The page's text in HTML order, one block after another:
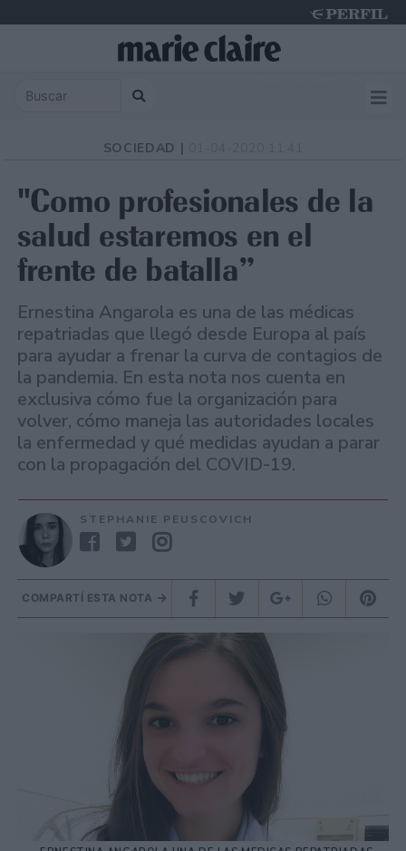
SOCIEDAD |
"Como profesionales de la
salud estaremos en el
frente de batalla”
Ernestina Angarola es una de las médicas
repatriadas que llegó desde Europa al país
para ayudar a frenar la curva de contagios de
la pandemia. En esta nota nos cuenta en
exclusiva cómo fue la organización para
volver, cómo maneja las autoridades locales
la enfermedad y qué medidas ayudan a parar
con la propagación del COVID-19.
STEPHANIE PEUSCOVICH
COMPARTÍ ESTA NOTA